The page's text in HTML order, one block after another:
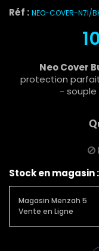
Réf : NEO-COVER-N7I/
Neo Cover
protection
-
Stock en magasin :
Magasin Menzah 5
Vente en Ligne